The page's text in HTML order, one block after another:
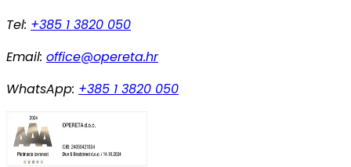
Tel: +385 1 3820 050
Email: office@opereta.hr
WhatsApp: +385 1 3820 050